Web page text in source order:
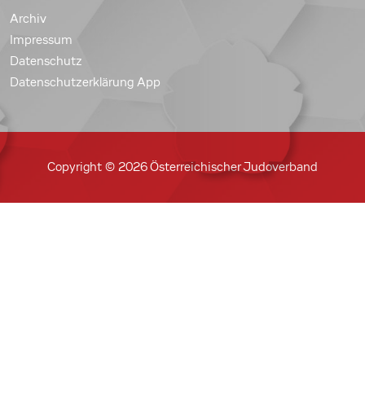
Archiv
Impressum
Datenschutz
Datenschutzerklärung App
Copyright © 2026 Österreichischer Judoverband